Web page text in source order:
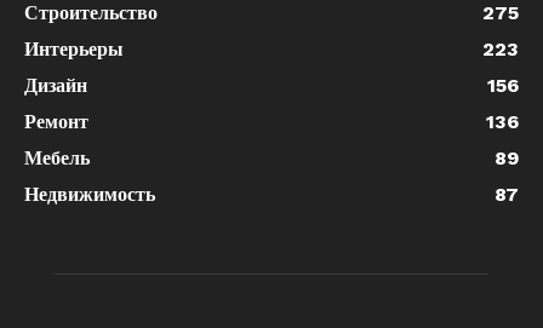
Строительство
275
Интерьеры
223
Дизайн
156
Ремонт
136
Мебель
89
Недвижимость
87